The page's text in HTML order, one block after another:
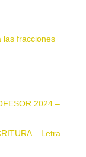
las fracciones
2024 –
– Letra